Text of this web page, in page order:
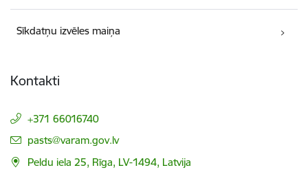
Sīkdatņu izvēles maiņa
Kontakti
+371 66016740
E-pasts:
pasts@varam.gov.lv
Peldu iela 25, Rīga, LV-1494, Latvija